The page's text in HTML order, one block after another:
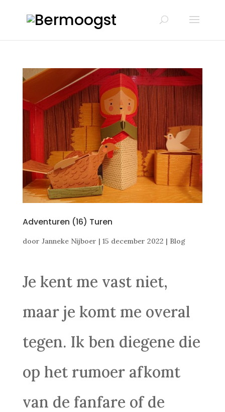
Adventuren (16) Turen
door Janneke Nijboer | 15 december 2022 | Blog
Je kent me vast niet,
maar je komt me overal
tegen. Ik ben diegene die
op het rumoer afkomt
van de fanfare of de